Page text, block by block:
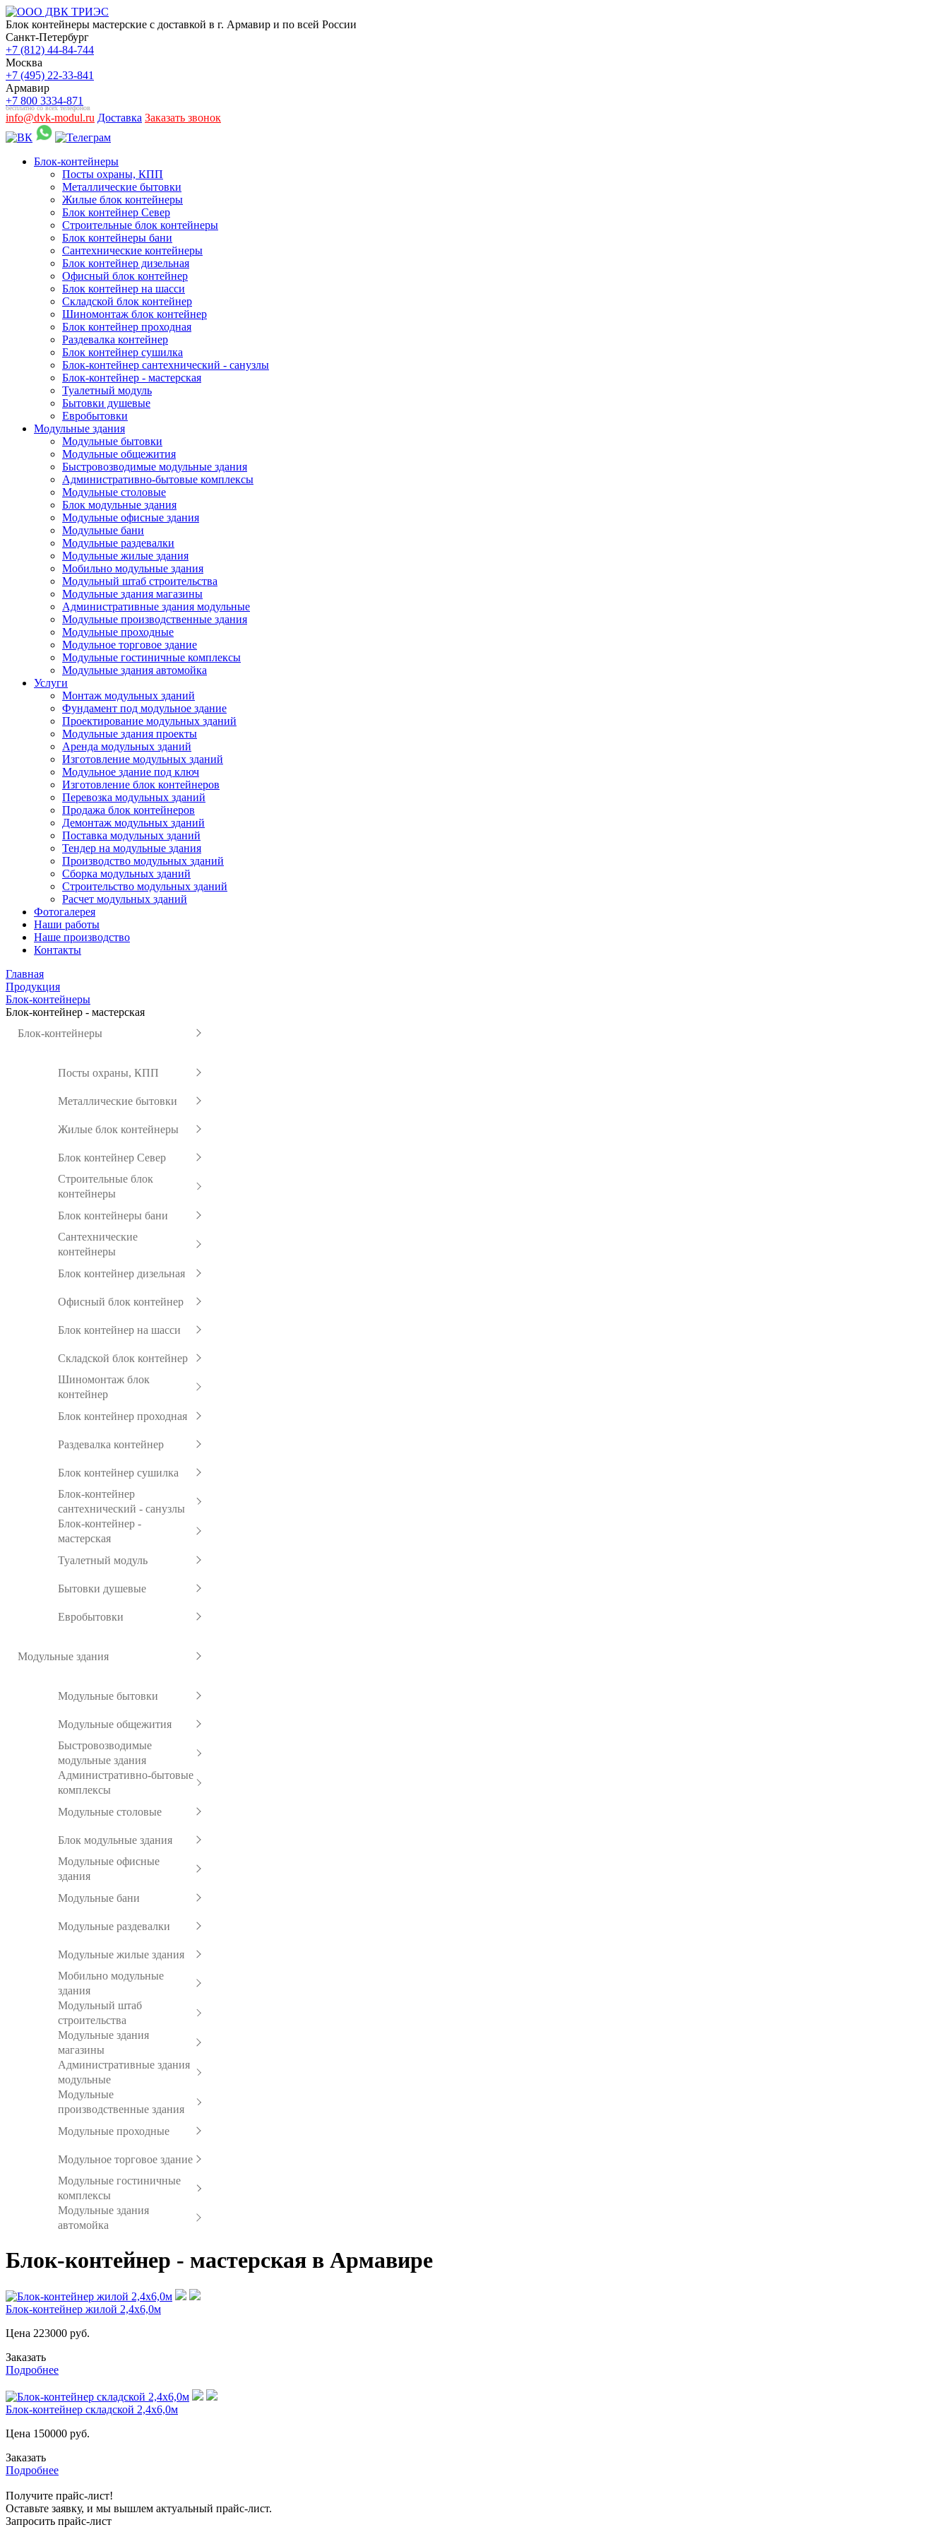
Блок контейнеры мастерские с доставкой в г. Армавир и по всей России
Санкт-Петербург
+7 (812) 44-84-744
Москва
+7 (495) 22-33-841
Армавир
+7 800 3334-871
бесплатно со всех телефонов
info@dvk-modul.ru Доставка Заказать звонок
Блок-контейнеры
Посты охраны, КПП
Металлические бытовки
Жилые блок контейнеры
Блок контейнер Север
Строительные блок контейнеры
Блок контейнеры бани
Сантехнические контейнеры
Блок контейнер дизельная
Офисный блок контейнер
Блок контейнер на шасси
Складской блок контейнер
Шиномонтаж блок контейнер
Блок контейнер проходная
Раздевалка контейнер
Блок контейнер сушилка
Блок-контейнер сантехнический - санузлы
Блок-контейнер - мастерская
Туалетный модуль
Бытовки душевые
Евробытовки
Модульные здания
Модульные бытовки
Модульные общежития
Быстровозводимые модульные здания
Административно-бытовые комплексы
Модульные столовые
Блок модульные здания
Модульные офисные здания
Модульные бани
Модульные раздевалки
Модульные жилые здания
Мобильно модульные здания
Модульный штаб строительства
Модульные здания магазины
Административные здания модульные
Модульные производственные здания
Модульные проходные
Модульное торговое здание
Модульные гостиничные комплексы
Модульные здания автомойка
Услуги
Монтаж модульных зданий
Фундамент под модульное здание
Проектирование модульных зданий
Модульные здания проекты
Аренда модульных зданий
Изготовление модульных зданий
Модульное здание под ключ
Изготовление блок контейнеров
Перевозка модульных зданий
Продажа блок контейнеров
Демонтаж модульных зданий
Поставка модульных зданий
Тендер на модульные здания
Производство модульных зданий
Сборка модульных зданий
Строительство модульных зданий
Расчет модульных зданий
Фотогалерея
Наши работы
Наше производство
Контакты
Главная
Продукция
Блок-контейнеры
Блок-контейнер - мастерская
Блок-контейнеры
Посты охраны, КПП
Металлические бытовки
Жилые блок контейнеры
Блок контейнер Север
Строительные блок
контейнеры
Блок контейнеры бани
Сантехнические
контейнеры
Блок контейнер дизельная
Офисный блок контейнер
Блок контейнер на шасси
Складской блок контейнер
Шиномонтаж блок
контейнер
Блок контейнер проходная
Раздевалка контейнер
Блок контейнер сушилка
Блок-контейнер
сантехнический - санузлы
Блок-контейнер -
мастерская
Туалетный модуль
Бытовки душевые
Евробытовки
Модульные здания
Модульные бытовки
Модульные общежития
Быстровозводимые
модульные здания
Административно-бытовые
комплексы
Модульные столовые
Блок модульные здания
Модульные офисные
здания
Модульные бани
Модульные раздевалки
Модульные жилые здания
Мобильно модульные
здания
Модульный штаб
строительства
Модульные здания
магазины
Административные здания
модульные
Модульные
производственные здания
Модульные проходные
Модульное торговое здание
Модульные гостиничные
комплексы
Модульные здания
автомойка
Блок-контейнер - мастерская в Армавире
Блок-контейнер жилой 2,4х6,0м
Цена 223000 руб.
Заказать
Подробнее
Блок-контейнер складской 2,4х6,0м
Цена 150000 руб.
Заказать
Подробнее
Получите прайс-лист!
Оставьте заявку, и мы вышлем актуальный прайс-лист.
Запросить прайс-лист